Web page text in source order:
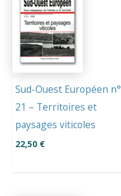
Sud-Ouest Européen n°
21 – Territoires et
paysages viticoles
22,50 €